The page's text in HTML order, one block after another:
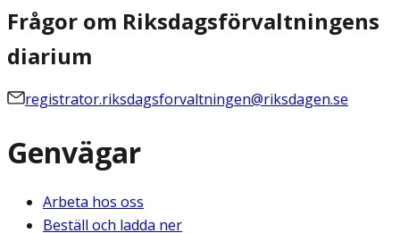
Frågor om Riksdagsförvaltningens
diarium
registrator.riksdagsforvaltningen@riksdagen.se
Genvägar
Arbeta hos oss
Beställ och ladda ner